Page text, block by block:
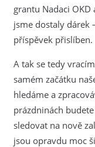
grantu Nadaci OKD
jsme dostaly dárek
příspěvek přislíben.
A tak se tedy
samém začátku
hledáme a
prázdninách
sledovat na nově
jsou opravdu moc